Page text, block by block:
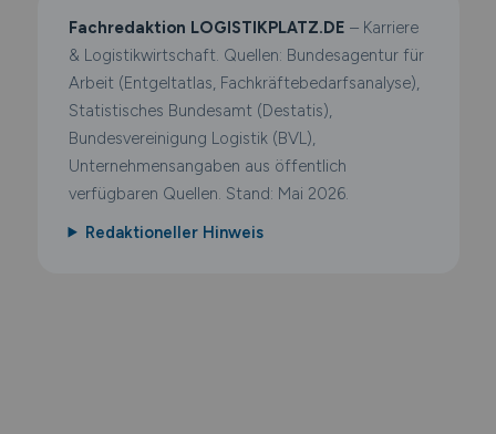
Fachredaktion LOGISTIKPLATZ.DE – Karriere
& Logistikwirtschaft. Quellen: Bundesagentur für
Arbeit (Entgeltatlas, Fachkräftebedarfsanalyse),
Statistisches Bundesamt (Destatis),
Bundesvereinigung Logistik (BVL),
Unternehmensangaben aus öffentlich
verfügbaren Quellen. Stand: Mai 2026.
Redaktioneller Hinweis